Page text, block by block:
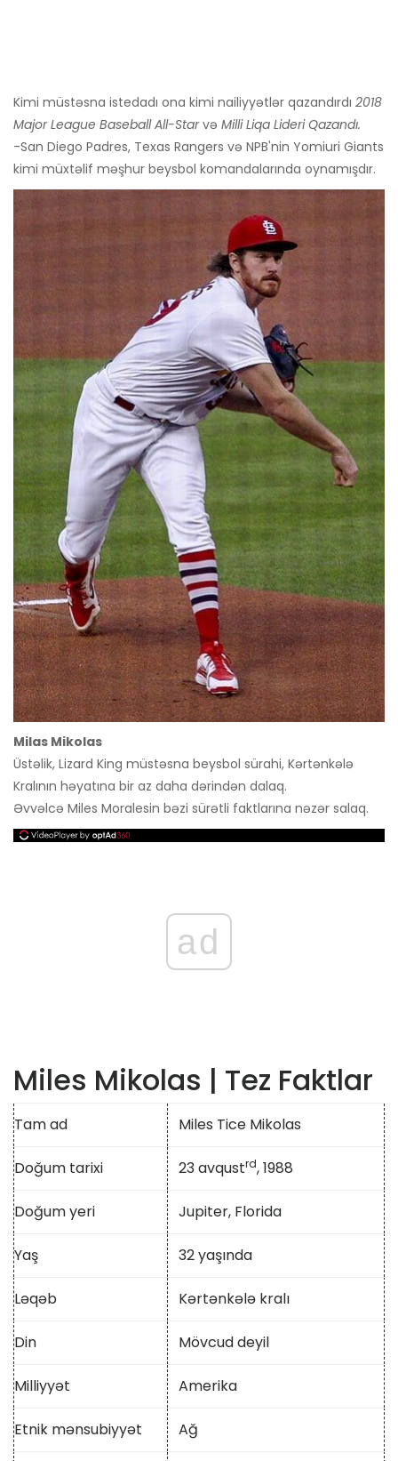
Kimi müstəsna istedadı ona kimi nailiyyətlər qazandırdı 2018
Major League Baseball All-Starvə Milli Liqa Lideri Qazandı.
-San Diego Padres, Texas Rangers və NPB'nin Yomiuri Giants
kimi müxtəlif məşhur beysbol komandalarında oynamışdır.
Milas Mikolas
Üstəlik, Lizard King müstəsna beysbol sürahi, Kərtənkələ
Kralının həyatına bir az daha dərindən dalaq.
Əvvəlcə Miles Moralesin bəzi sürətli faktlarına nəzər salaq.
ad
Miles Mikolas | Tez Faktlar
Tam ad Miles Tice Mikolas
Doğum tarixi 23 avqustrd, 1988
Doğum yeri Jupiter, Florida
Yaş 32 yaşında
Ləqəb Kərtənkələ kralı
Din Mövcud deyil
Milliyyət Amerika
Etnik mənsubiyyət Ağ